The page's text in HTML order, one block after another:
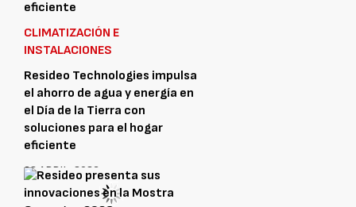
CLIMATIZACIÓN E
INSTALACIONES
Resideo Technologies impulsa
el ahorro de agua y energía en
el Día de la Tierra con
soluciones para el hogar
eficiente
22 ABRIL, 2026